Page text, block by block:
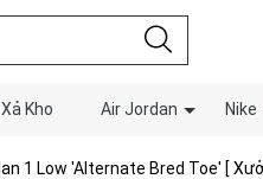
Kho Air Jordan Nike
1 Low 'Alternate Bred Toe' [